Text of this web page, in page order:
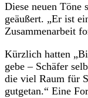
Diese neuen Töne
geäußert. „Er ist
Zusammenarbeit
Kürzlich hatten
gebe – Schäfer
die viel Raum für
gutgetan.“ Eine